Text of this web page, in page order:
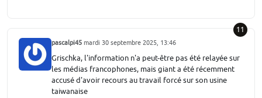
11
pascalpi45 mardi 30 septembre 2025, 13:46
Grischka, l'information n'a peut-être pas été relayée sur
les médias francophones, mais giant a été récemment
accusé d'avoir recours au travail forcé sur son usine
taiwanaise